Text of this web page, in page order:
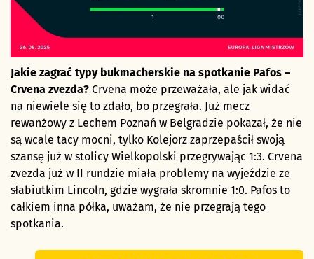
Jakie zagrać typy bukmacherskie na spotkanie Pafos –
Crvena zvezda? Crvena może przeważała, ale jak widać
na niewiele się to zdało, bo przegrała. Już mecz
rewanżowy z Lechem Poznań w Belgradzie pokazał, że nie
są wcale tacy mocni, tylko Kolejorz zaprzepaścił swoją
szansę już w stolicy Wielkopolski przegrywając 1:3. Crvena
zvezda już w II rundzie miała problemy na wyjeździe ze
słabiutkim Lincoln, gdzie wygrała skromnie 1:0. Pafos to
całkiem inna półka, uważam, że nie przegrają tego
spotkania.